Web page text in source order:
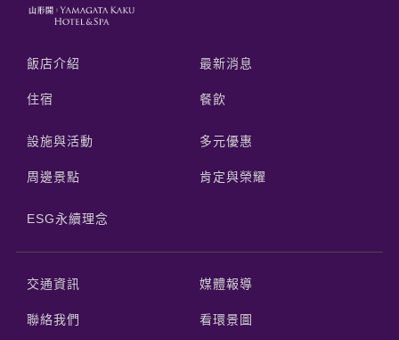
飯店介紹 最新消息
住宿 餐飲
設施與活動 多元優惠
周邊景點 肯定與榮耀
ESG永續理念
交通資訊 媒體報導
聯絡我們 看環景圖